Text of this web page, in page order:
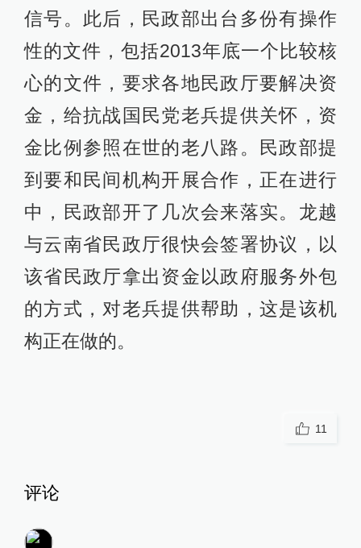
信号。此后，民政部出台多份有操作
性的文件，包括2013年底一个比较核
心的文件，要求各地民政厅要解决资
金，给抗战国民党老兵提供关怀，资
金比例参照在世的老八路。民政部提
到要和民间机构开展合作，正在进行
中，民政部开了几次会来落实。龙越
与云南省民政厅很快会签署协议，以
该省民政厅拿出资金以政府服务外包
的方式，对老兵提供帮助，这是该机
构正在做的。
11
评论